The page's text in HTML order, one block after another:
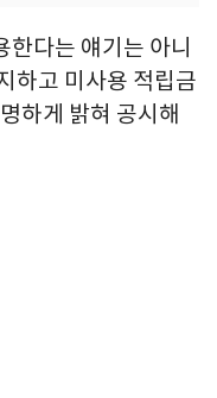
다는 얘기는 아니
하고 미사용 적립금
하게 밝혀 공시해